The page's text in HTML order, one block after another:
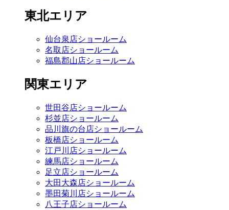
東北エリア
仙台泉店ショールーム
名取店ショールーム
福島郡山店ショールーム
関東エリア
世田谷店ショールーム
杉並店ショールーム
品川旗の台店ショールーム
板橋店ショールーム
江戸川店ショールーム
練馬店ショールーム
足立店ショールーム
大田大森店ショールーム
墨田菊川店ショールーム
八王子店ショールーム